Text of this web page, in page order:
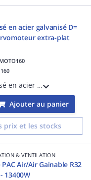
en acier galvanisé D=
extra-plat
Registre motorisé en acier galvanisé diamètre 160 mm - étanche et isolé - avec servomoteur extra-plat 230 volts, tout-ou-rien - 3 points, permettant la motorisation d'un volet de réglage et le calage du débit d'air maxi et mini
Ajouter au panier
prix et les stocks
& VENTILATION
Air/Air Gainable R32
13400W